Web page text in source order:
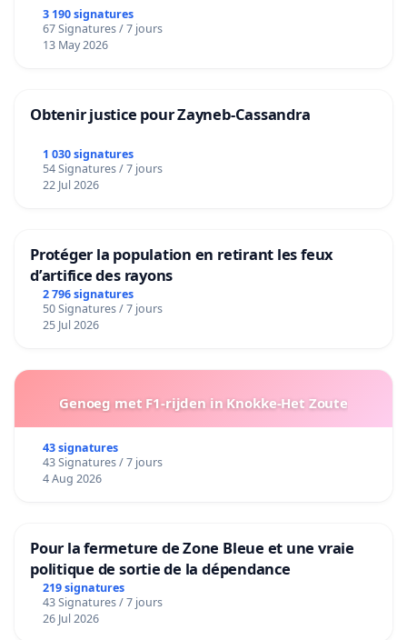
3 190 signatures
67 Signatures / 7 jours
13 May 2026
Obtenir justice pour Zayneb-Cassandra
1 030 signatures
54 Signatures / 7 jours
22 Jul 2026
Protéger la population en retirant les feux
d’artifice des rayons
2 796 signatures
50 Signatures / 7 jours
25 Jul 2026
Genoeg met F1-rijden in Knokke-Het Zoute
43 signatures
43 Signatures / 7 jours
4 Aug 2026
Pour la fermeture de Zone Bleue et une vraie
politique de sortie de la dépendance
219 signatures
43 Signatures / 7 jours
26 Jul 2026